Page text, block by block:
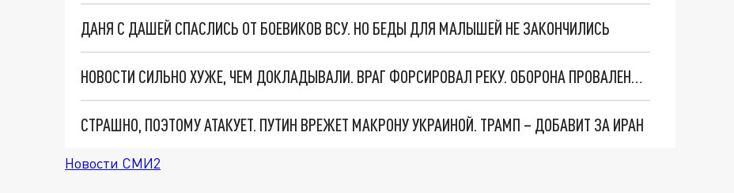
ДАНЯ С ДАШЕЙ СПАСЛИСЬ ОТ БОЕВИКОВ ВСУ. НО БЕДЫ ДЛЯ МАЛЫШЕЙ НЕ ЗАКОНЧИЛИСЬ
НОВОСТИ СИЛЬНО ХУЖЕ, ЧЕМ ДОКЛАДЫВАЛИ. ВРАГ ФОРСИРОВАЛ РЕКУ. ОБОРОНА ПРОВАЛЕНА. КТО ПО ГЛУПОСТИ СПАЛИЛ ПОЗИЦИИ ВС РОССИИ НА ВАЖНЕЙШЕМ ФРОНТЕ?
СТРАШНО, ПОЭТОМУ АТАКУЕТ. ПУТИН ВРЕЖЕТ МАКРОНУ УКРАИНОЙ. ТРАМП – ДОБАВИТ ЗА ИРАН
Новости СМИ2